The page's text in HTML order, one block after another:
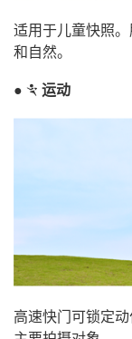
适用于儿童快照
和自然。
m 运动
高速快门可锁定